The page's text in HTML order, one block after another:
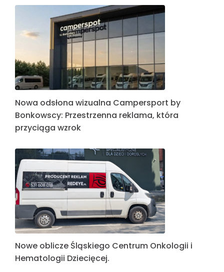
Nowa odsłona wizualna Campersport by
Bonkowscy: Przestrzenna reklama, która
przyciąga wzrok
Nowe oblicze Śląskiego Centrum Onkologii i
Hematologii Dziecięcej.